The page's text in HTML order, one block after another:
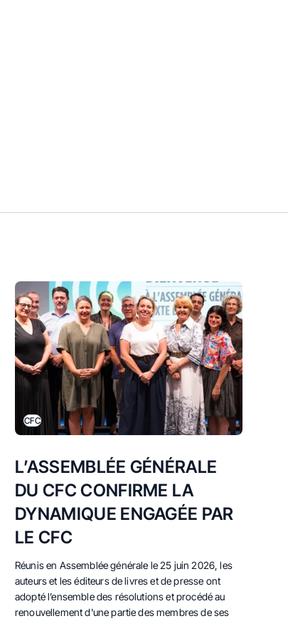
CFC
L’ASSEMBLÉE GÉNÉRALE
DU CFC CONFIRME LA
DYNAMIQUE ENGAGÉE PAR
LE CFC
Réunis en Assemblée générale le 25 juin 2026,les
auteurs et les éditeurs de livres et de presse ont
adopté l’ensemble des résolutions et procédé au
renouvellement d'une partie des membres de ses